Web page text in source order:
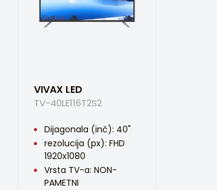
VIVAX LED
TV-40LE116T2S2
Dijagonala (inč): 40"
rezolucija (px): FHD
1920x1080
Vrsta TV-a: NON-
PAMETNI